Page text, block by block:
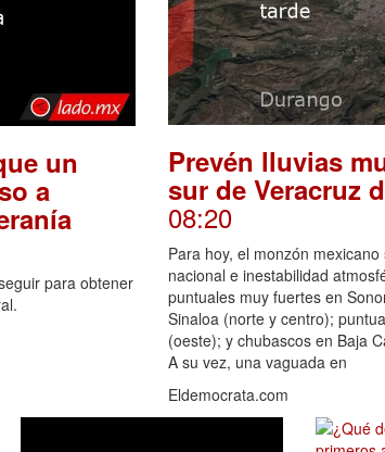
un
a
para obtener
Prevén lluvias
sur de Veracruz
08:20
Para hoy, el monzón
nacional e inestabilidad
puntuales muy fuertes en
Sinaloa (norte y centro);
(oeste); y chubascos en Baja
A su vez, una vaguada en
Eldemocrata.com